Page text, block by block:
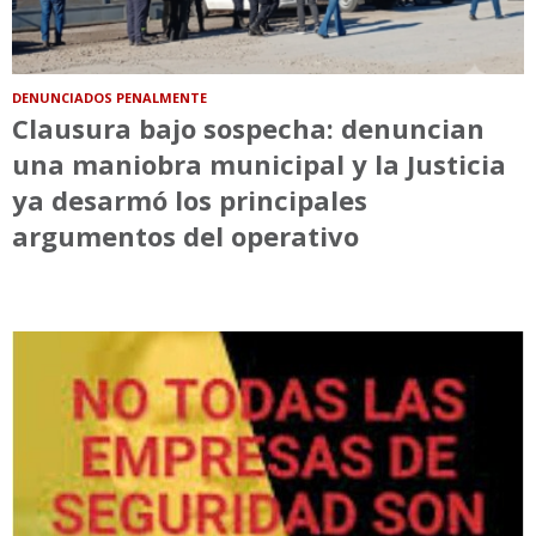
DENUNCIADOS PENALMENTE
Clausura bajo sospecha: denuncian
una maniobra municipal y la Justicia
ya desarmó los principales
argumentos del operativo